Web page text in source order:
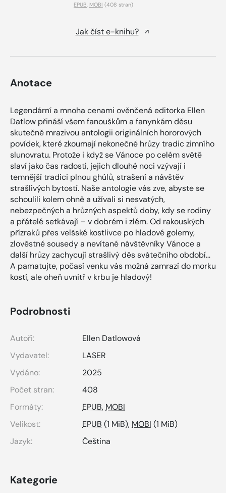
EPUB MOBI (408 stran)
Jak číst e-knihu?
Anotace
Legendární a mnoha cenami ověnčená editorka Ellen
Datlow přináší všem fanouškům a fanynkám děsu
skutečně mrazivou antologii originálních hororových
povídek, které zkoumají nekonečné hrůzy tradic zimního
slunovratu. Protože i když se Vánoce po celém světě
slaví jako čas radosti, jejich dlouhé noci vzývají i
temnější tradici plnou ghúlů, strašení a návštěv
strašlivých bytostí. Naše antologie vás zve, abyste se
schoulili kolem ohně a užívali si nesvatých,
nebezpečných a hrůzných aspektů doby, kdy se rodiny
a přátelé setkávají – v dobrém i zlém. Od rakouských
přízraků přes velšské kostlivce po hladové golemy,
zlověstné sousedy a nevítané návštěvníky Vánoce a
další hrůzy zachycují strašlivý děs svátečního období…
A pamatujte, počasí venku vás možná zamrazí do morku
kostí, ale oheň uvnitř v krbu je hladový!
Podrobnosti
Autoři:
Ellen Datlowová
Vydavatel:
LASER
Vydáno:
2025
Počet stran:
408
Formáty:
EPUB, MOBI
Velikost:
EPUB (1 MiB), MOBI (1 MiB)
Jazyk:
Čeština
Kategorie